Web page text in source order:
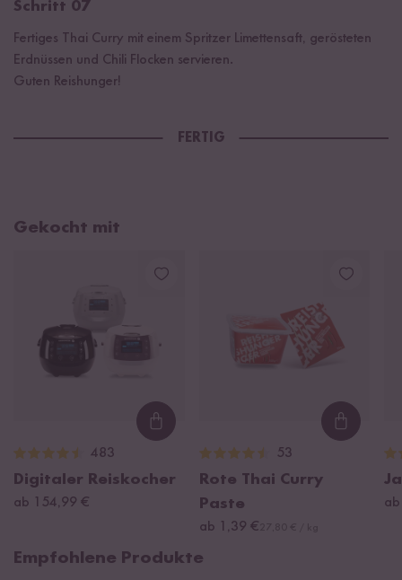
Schritt 07
Fertiges Thai Curry mit einem Spritzer Limettensaft, gerösteten
Erdnüssen und Chili Flocken servieren.
Guten Reishunger!
FERTIG
Gekocht mit
Loading...
483
Digitaler Reiskocher
ab 154,99 €
53
Rote Thai Curry
Paste
ab 1,39 €
Empfohlene Produkte